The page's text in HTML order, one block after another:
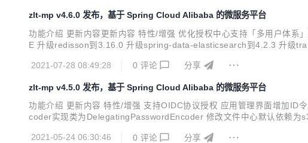
zlt-mp v4.6.0 发布，基于 Spring Cloud Alibaba 的微服务平台
功能介绍 更新内容更新内容 特性/增强 优化授权中心支持「多用户体
E 升级redisson到3.16.0 升级spring-data-elasticsearch到4.2.3 升级
2021-07-28 08:49:28
0 评论 分享
zlt-mp v4.5.0 发布，基于 Spring Cloud Alibaba 的微服务平台
功能介绍 更新内容 特性/增强 支持OIDC协议授权 应用管理界面增加
coder实现类为DelegatingPasswordEncoder 修改文件中心默认依赖
2021-05-24 06:30:46
0 评论 分享